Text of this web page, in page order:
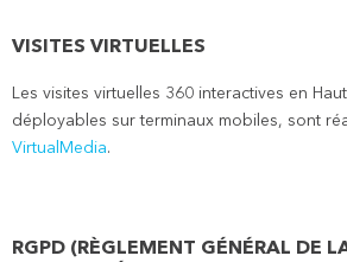
VISITES VIRTUELLES
Les visites virtuelles 360 interactives en
déployables sur terminaux mobiles, sont
VirtualMedia.
RGPD (RÈGLEMENT GÉNÉRAL DE